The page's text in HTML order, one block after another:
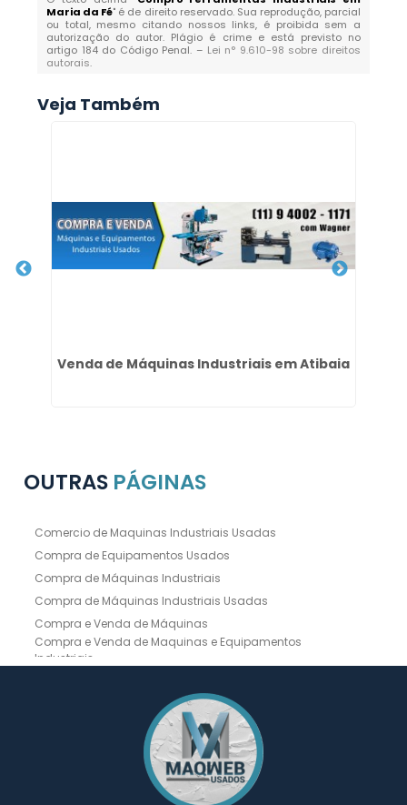
Maria da Fé" é de direito reservado. Sua reprodução, parcial
ou total, mesmo citando nossos links, é proibida sem a
autorização do autor. Plágio é crime e está previsto no
artigo 184 do Código Penal. – Lei n° 9.610-98 sobre direitos
autorais.
Veja Também
Venda de Máquinas Industriais em Atibaia
OUTRAS PÁGINAS
Comercio de Maquinas Industriais Usadas
Compra de Equipamentos Usados
Compra de Máquinas Industriais
Compra de Máquinas Industriais Usadas
Compra e Venda de Máquinas
Compra e Venda de Maquinas e Equipamentos
Industriais
Compra e Venda de Máquinas Operatrizes
Dobradeira CNC Usada
Dobradeira de Chapa Hidráulica Usada
Dobradeira de Chapas
Dobradeira Hidráulica
Dobradeira Hidráulica Usada
Dobradeira Industrial